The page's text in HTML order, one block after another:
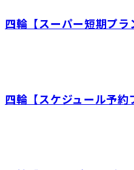
四輪【スーパー短期プ
四輪【スケジュール予約